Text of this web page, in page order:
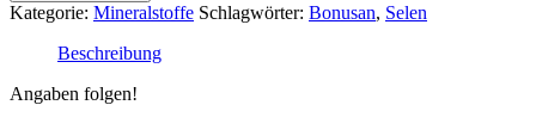
Kategorie: Mineralstoffe Schlagwörter: Bonusan, Selen
Beschreibung
Angaben folgen!